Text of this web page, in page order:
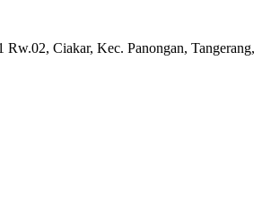
Rw.02, Ciakar, Kec. Panongan, Tangerang,